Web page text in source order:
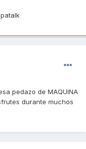
pedazo de MAQUINA
durante muchos